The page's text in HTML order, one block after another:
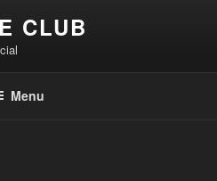
CLUB
Menu